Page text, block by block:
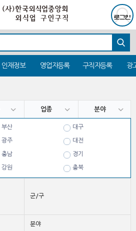
인재정보 영업자등록 구직자등록 광
업종 분야
부산 대구
광주 대전
충남 경기
강원 충북
군/구
분야